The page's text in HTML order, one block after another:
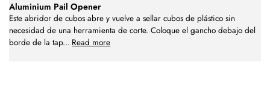
Aluminium Pail Opener
Este abridor de cubos abre y vuelve a sellar cubos de plástico sin
necesidad de una herramienta de corte. Coloque el gancho debajo del
borde de la tap... Read more